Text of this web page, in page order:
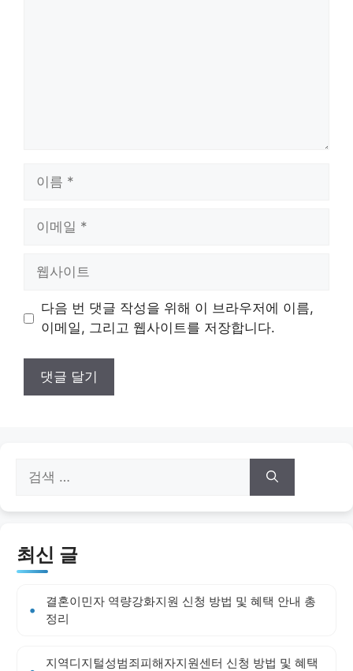
트
다음 번 댓글 작성을 위해 이 브라우저에 이름,
이메일, 그리고 웹사이트를 저장합니다.
색:
최신 글
결혼이민자 역량강화지원 신청 방법 및 혜택 안내 총
정리
지역디지털성범죄피해자지원센터 신청 방법 및 혜택